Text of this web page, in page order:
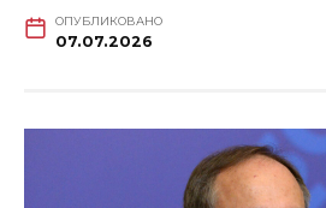
ОПУБЛИКОВАНО
07.07.2026